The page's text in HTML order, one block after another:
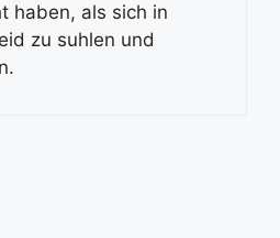
haben, als sich in
zu suhlen und